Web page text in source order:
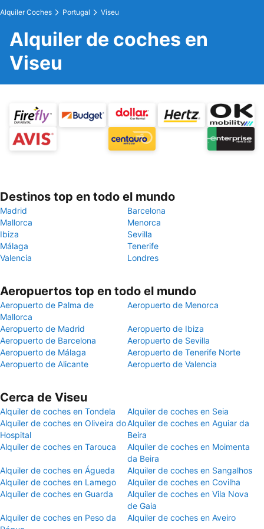
Alquiler Coches Portugal Viseu
Alquiler de coches en
Viseu
Destinos top en todo el mundo
Madrid
Barcelona
Mallorca
Menorca
Ibiza
Sevilla
Málaga
Tenerife
Valencia
Londres
Aeropuertos top en todo el mundo
Aeropuerto de Palma de
Mallorca
Aeropuerto de Menorca
Aeropuerto de Madrid
Aeropuerto de Ibiza
Aeropuerto de Barcelona
Aeropuerto de Sevilla
Aeropuerto de Málaga
Aeropuerto de Tenerife Norte
Aeropuerto de Alicante
Aeropuerto de Valencia
Cerca de Viseu
Alquiler de coches en Tondela
Alquiler de coches en Seia
Alquiler de coches en Oliveira do
Hospital
Alquiler de coches en Aguiar da
Beira
Alquiler de coches en Tarouca
Alquiler de coches en Moimenta
da Beira
Alquiler de coches en Águeda
Alquiler de coches en Sangalhos
Alquiler de coches en Lamego
Alquiler de coches en Covilha
Alquiler de coches en Guarda
Alquiler de coches en Vila Nova
de Gaia
Alquiler de coches en Peso da
Alquiler de coches en Aveiro